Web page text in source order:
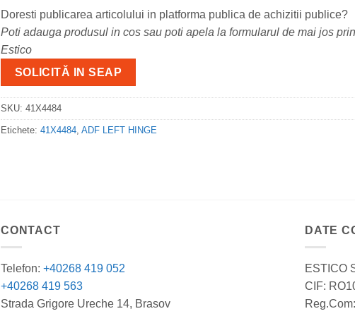
Doresti publicarea articolului in platforma publica de achizitii publice?
Poti adauga produsul in cos sau poti apela la formularul de mai jos
Estico
SOLICITĂ IN SEAP
SKU: 41X4484
Etichete: 41X4484 ADF LEFT HINGE
CONTACT
Telefon: +40268 419 052
+40268 419 563
Strada Grigore Ureche 14, Brasov
DATE
ESTICO
CIF: